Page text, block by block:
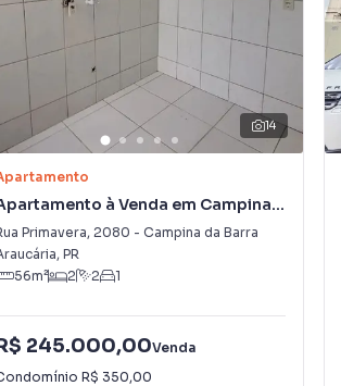
14
à Venda em Campina
Barra
Primavera, 2080 - Campina da Barra
, PR
56m² 2 2 1
245.000,00Venda
R$ 350,00